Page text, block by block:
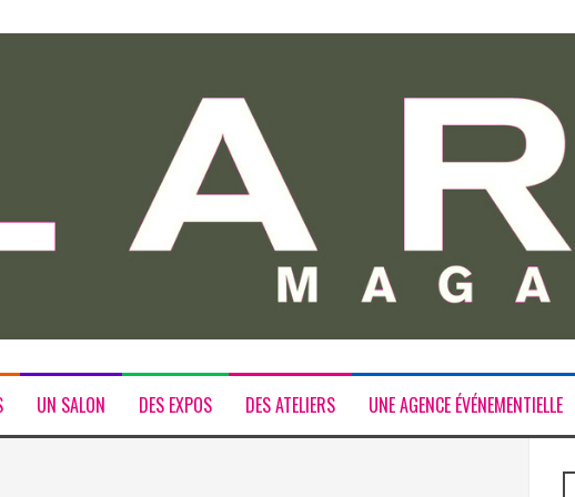
UN SALON DES EXPOS DES ATELIERS UNE AGENCE ÉVÉNEMENTIELLE